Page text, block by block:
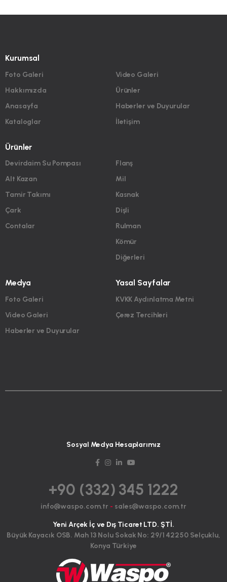
Kurumsal
Foto Galeri
Hakkımızda
Anasayfa
Kataloglar
Video Galeri
Ürünler
Haberler ve Duyurular
İletişim
Ürünler
Devirdaim Su Pompası
Alt Kazan
Tamir Takımı
Çark
Contalar
Flanş
Mil
Kasnak
Dişli
Rulman
Kömür
Diğerleri
Medya
Foto Galeri
Video Galeri
Haberler ve Duyurular
Yasal Sayfalar
KVKK Aydınlatma Metni
Çerez Tercihleri
Sosyal Medya Hesaplarımız
+90 (332) 345 1222
info@waspo.com.tr - sales@waspo.com.tr
Yeni Arçek İç ve Dış Ticaret LTD. ŞTİ.
Büyük Kayacık OSB. Mah 13 Nolu Sokak No: 29/1 42250 Selçuklu,
Konya Türkiye